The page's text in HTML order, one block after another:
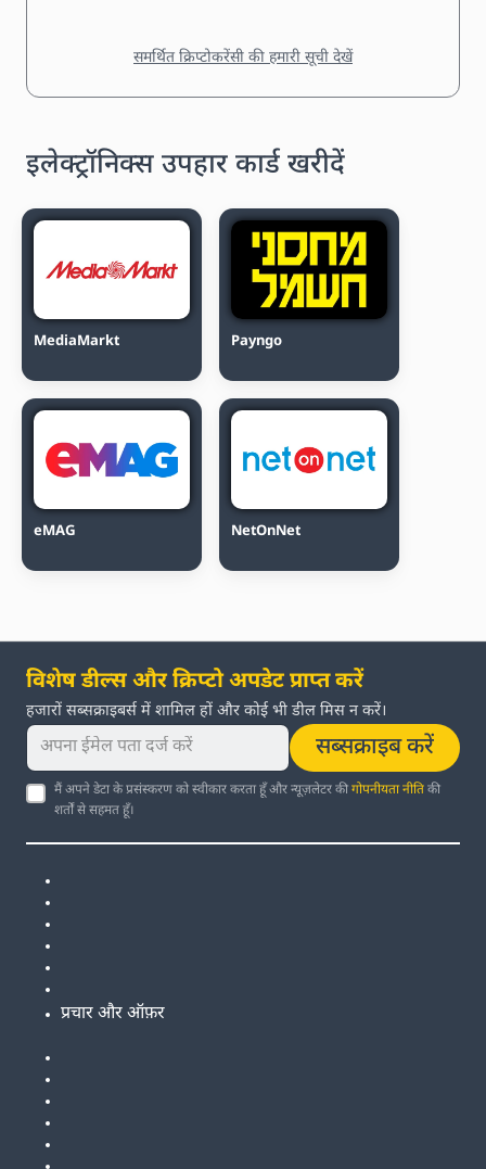
समर्थित क्रिप्टोकरेंसी की हमारी सूची देखें
इलेक्ट्रॉनिक्स उपहार कार्ड खरीदें
MediaMarkt Payngo
eMAG NetOnNet
विशेष डील्स और क्रिप्टो अपडेट प्राप्त करें
हजारों सब्सक्राइबर्स में शामिल हों और कोई भी डील मिस न करें।
सब्सक्राइब करें
मैं अपने डेटा के प्रसंस्करण को स्वीकार करता हूँ और न्यूज़लेटर कीगोपनीयता नीतिकी
शर्तों से सहमत हूँ।
प्रचार और ऑफ़र